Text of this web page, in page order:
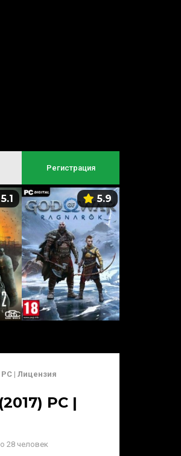
Регистрация
5.1 5.9
| Лицензия
PC |
28 человек